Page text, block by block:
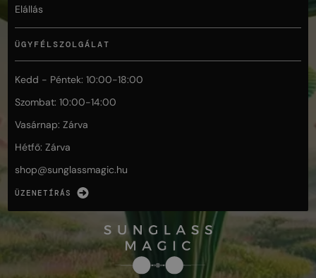
Elállás
ÜGYFÉLSZOLGÁLAT
Kedd - Péntek: 10:00-18:00
Szombat: 10:00-14:00
Vasárnap: Zárva
Hétfő: Zárva
shop@sunglassmagic.hu
ÜZENETÍRÁS